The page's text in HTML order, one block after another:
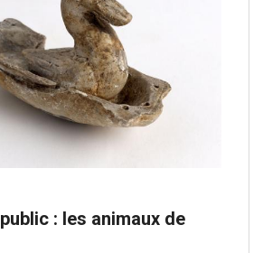
: les animaux de